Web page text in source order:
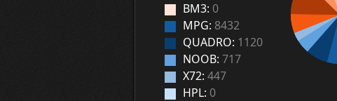
BM3: 0
MPG: 8432
QUADRO: 1120
NOOB: 717
X72: 447
HPL: 0